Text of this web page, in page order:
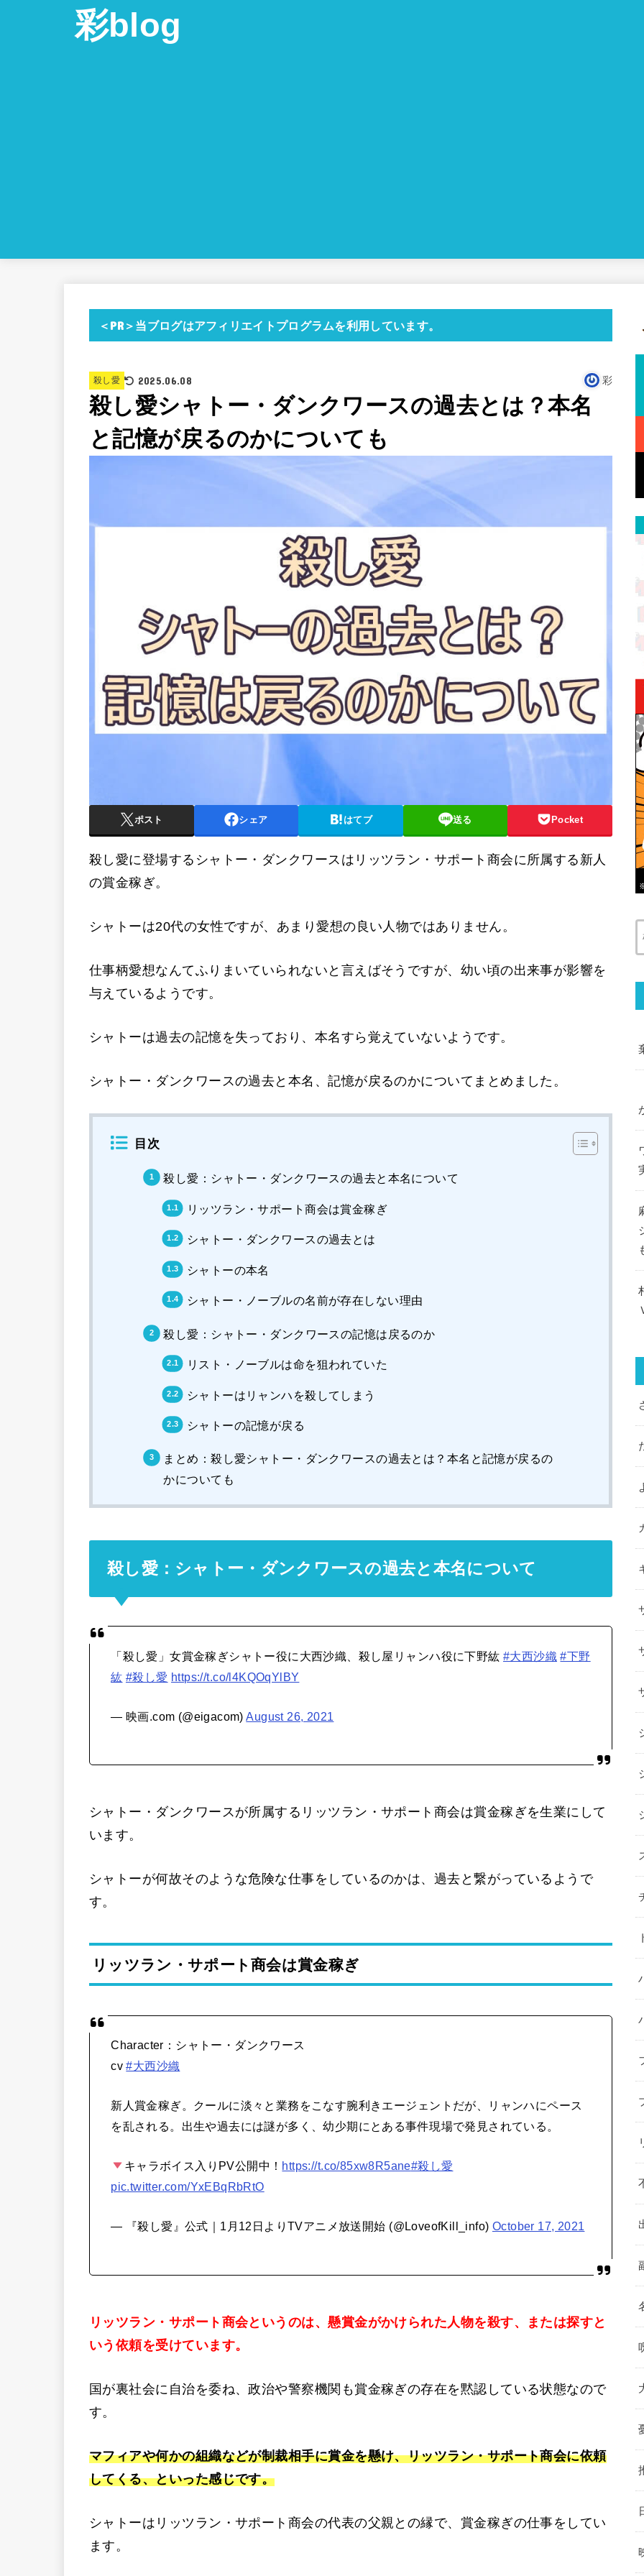
彩blog
＜PR＞当ブログはアフィリエイトプログラムを利用しています。
殺し愛 2025.06.08 彩
殺し愛シャトー・ダンクワースの過去とは？本名
と記憶が戻るのかについても
ポスト シェア はてブ 送る Pocket
殺し愛に登場するシャトー・ダンクワースはリッツラン・サポート商会に所属する新人
の賞金稼ぎ。
シャトーは20代の女性ですが、あまり愛想の良い人物ではありません。
仕事柄愛想なんてふりまいていられないと言えばそうですが、幼い頃の出来事が影響を
与えているようです。
シャトーは過去の記憶を失っており、本名すら覚えていないようです。
シャトー・ダンクワースの過去と本名、記憶が戻るのかについてまとめました。
目次
殺し愛：シャトー・ダンクワースの過去と本名について
リッツラン・サポート商会は賞金稼ぎ
シャトー・ダンクワースの過去とは
シャトーの本名
シャトー・ノーブルの名前が存在しない理由
殺し愛：シャトー・ダンクワースの記憶は戻るのか
リスト・ノーブルは命を狙われていた
シャトーはリャンハを殺してしまう
シャトーの記憶が戻る
まとめ：殺し愛シャトー・ダンクワースの過去とは？本名と記憶が戻るの
かについても
殺し愛：シャトー・ダンクワースの過去と本名について
「殺し愛」女賞金稼ぎシャトー役に大西沙織、殺し屋リャンハ役に下野紘 #大西沙織 #下野
紘 #殺し愛 https://t.co/l4KQOqYlBY
— 映画.com (@eigacom) August 26, 2021
シャトー・ダンクワースが所属するリッツラン・サポート商会は賞金稼ぎを生業にして
います。
シャトーが何故そのような危険な仕事をしているのかは、過去と繋がっているようで
す。
リッツラン・サポート商会は賞金稼ぎ
Character：シャトー・ダンクワース
cv#大西沙織
新人賞金稼ぎ。クールに淡々と業務をこなす腕利きエージェントだが、リャンハにペース
を乱される。出生や過去には謎が多く、幼少期にとある事件現場で発見されている。
キャラボイス入りPV公開中！ https://t.co/85xw8R5ane#殺し愛
pic.twitter.com/YxEBqRbRtO
— 『殺し愛』公式｜1月12日よりTVアニメ放送開始 (@LoveofKill_info) October 17, 2021
リッツラン・サポート商会というのは、懸賞金がかけられた人物を殺す、または探すと
いう依頼を受けています。
国が裏社会に自治を委ね、政治や警察機関も賞金稼ぎの存在を黙認している状態なので
す。
マフィアや何かの組織などが制裁相手に賞金を懸け、リッツラン・サポート商会に依頼
してくる、といった感じです。
シャトーはリッツラン・サポート商会の代表の父親との縁で、賞金稼ぎの仕事をしてい
ます。